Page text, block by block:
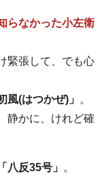
らなかった小左衛
緊張して、でも心
風(はつかぜ)」 。
静かに、けれど確
「八反35号」 。